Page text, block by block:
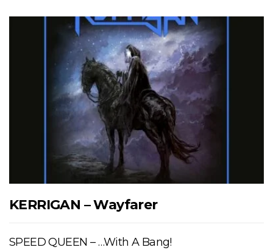
KERRIGAN – Wayfarer
SPEED QUEEN – …With A Bang!